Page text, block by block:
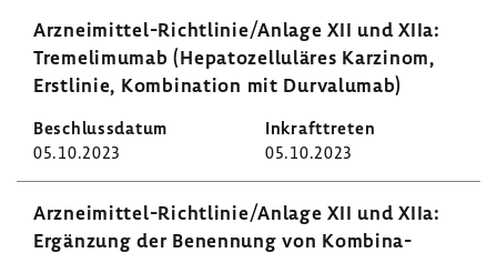
Arzneimittel-​Richtlinie/Anlage XII und XIIa:
Tremeli­mumab (Hepa­to­zel­lu­läres Karzinom,
Erst­linie, Kombi­na­tion mit Durvalumab)
05.10.2023 05.10.2023
Arzneimittel-​Richtlinie/Anlage XII und XIIa:
Ergän­zung der Benen­nung von Kombi­na­